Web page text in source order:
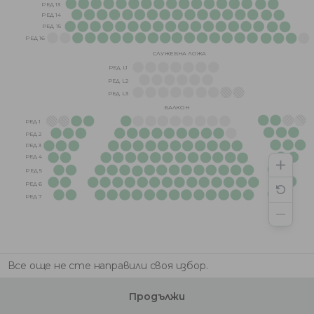
СЛУЖЕБНА ЛОЖА
РЕД 7
РЕД 6
РЕД 5
РЕД 4
РЕД 3
РЕД 2
РЕД 1
РЕД L3
РЕД L2
РЕД L1
РЕД 16
РЕД 15
РЕД 14
РЕД 13
БАЛКОН
Все още не сте направили своя избор.
Продължи